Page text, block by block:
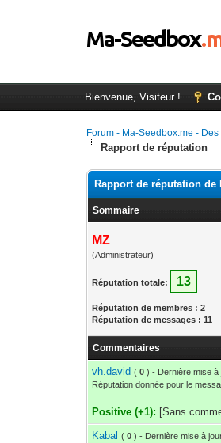
Bienvenue, Visiteur !
Forum - Ma-Seedbox.me -
Rapport de réputation
Rapport de réputation de
Sommaire
MZ
(Administrateur)
Réputation totale: 13
Réputation de membres : 2
Réputation de messages : 11
Commentaires
vh.david (0 ) - Dernière mise
Réputation donnée pour le
Positive (+1): [Sans
Kabal (0 ) - Dernière mise à